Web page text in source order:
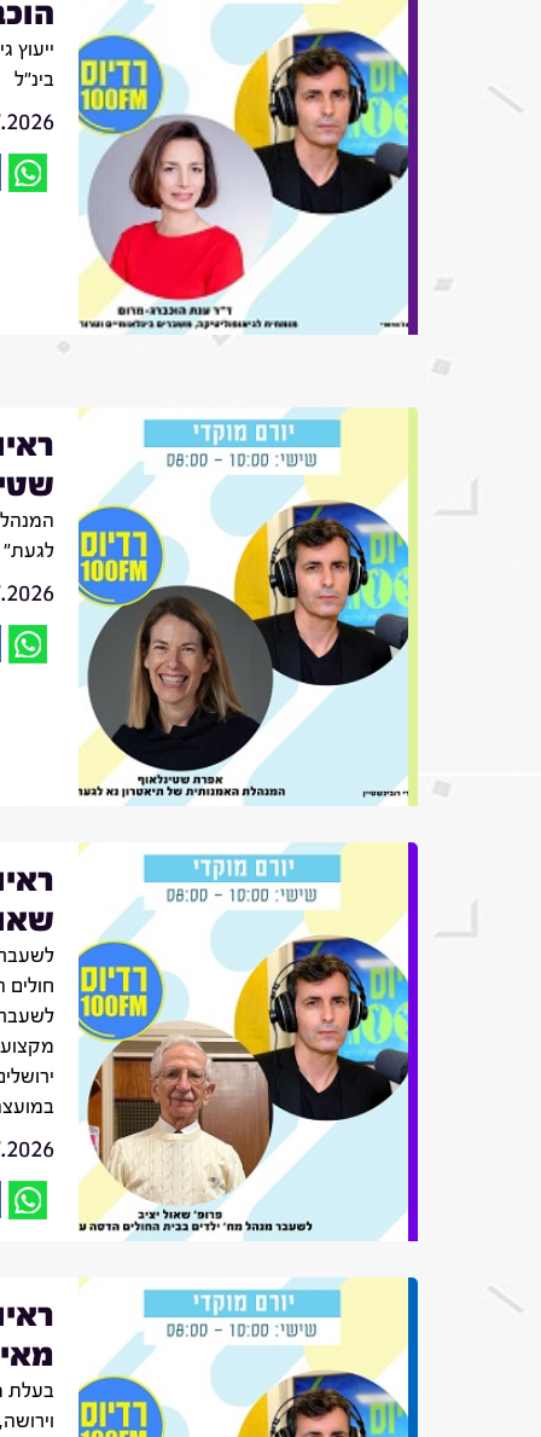
ייעוץ
בינ"ל
לגעת"
חולים
בעלת